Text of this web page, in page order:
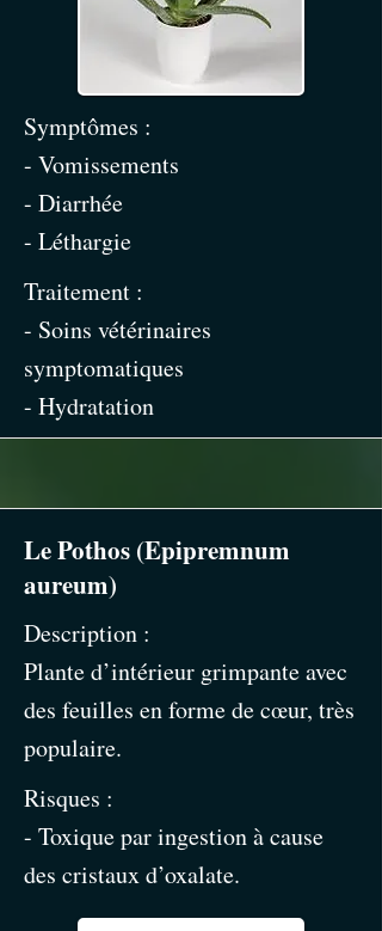
Symptômes :
- Vomissements
- Diarrhée
- Léthargie
Traitement :
- Soins vétérinaires
symptomatiques
- Hydratation
Le Pothos (Epipremnum
aureum)
Description :
Plante d’intérieur grimpante avec
des feuilles en forme de cœur, très
populaire.
Risques :
- Toxique par ingestion à cause
des cristaux d’oxalate.